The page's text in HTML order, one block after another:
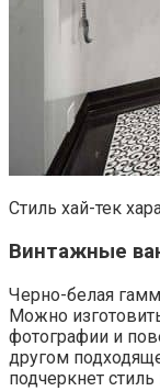
Стиль хай-тек
Винтажные
Черно-белая
Можно
фотографии и
другом
подчеркнет